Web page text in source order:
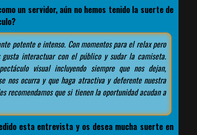
un servidor, aún no hemos tenido la suerte de
potente e intenso. Con momentos para el relax pero
interactuar con el público y sudar la camiseta.
visual incluyendo siempre que nos dejan,
nos ocurra y que haga atractiva y deferente nuestra
recomendamos que si tienen la oportunidad acudan a
esta entrevista y os desea mucha suerte en